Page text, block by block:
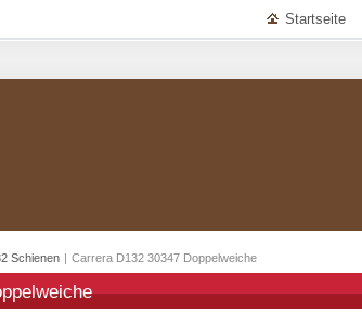
Startseite
Schienen | Carrera D132 30347 Doppelweiche